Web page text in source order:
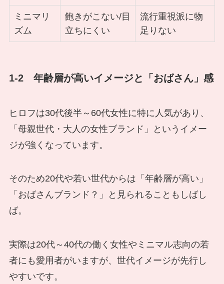
ミニマリ
ズム
飽きがこない/目
立ちにくい
流行重視派に物
足りない
1-2 年齢層が高いイメージと「おばさん」感
ヒロフは30代後半～60代女性に特に人気があり、
「母親世代・大人の女性ブランド」というイメー
ジが強くなっています。
そのため20代や若い世代からは「年齢層が高い」
「おばさんブランド？」と見られることもしばし
ば。
実際は20代～40代の働く女性やミニマル志向の若
者にも愛用者がいますが、世代イメージが先行し
やすいです。